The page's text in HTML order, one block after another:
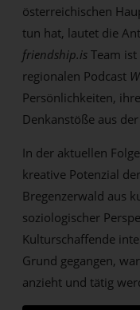
österreichischen
tun hat, lautet die
friendship.is Team
regionalen Podcast
Persönlichkeiten,
Denkanstöße aus
In der aktuellen
kreative Potenzial
Bregenzerwald aus
soziologischer
Kulturschaffende
Grund gegangen,
anzieht und tätig